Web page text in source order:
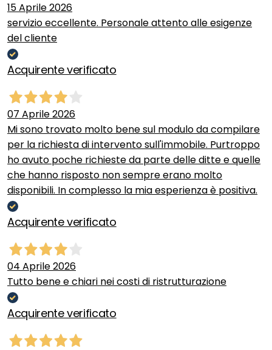
15 Aprile 2026
servizio eccellente. Personale attento alle esigenze
del cliente
Acquirente verificato
07 Aprile 2026
Mi sono trovato molto bene sul modulo da compilare
per la richiesta di intervento sull'immobile. Purtroppo
ho avuto poche richieste da parte delle ditte e quelle
che hanno risposto non sempre erano molto
disponibili. In complesso la mia esperienza è positiva.
Acquirente verificato
04 Aprile 2026
Tutto bene e chiari nei costi di ristrutturazione
Acquirente verificato